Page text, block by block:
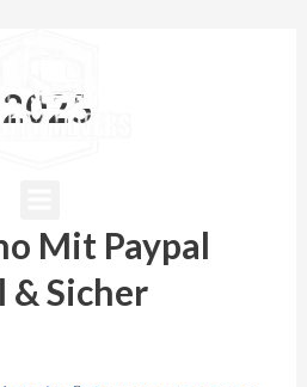
Mit Paypal
& Sicher